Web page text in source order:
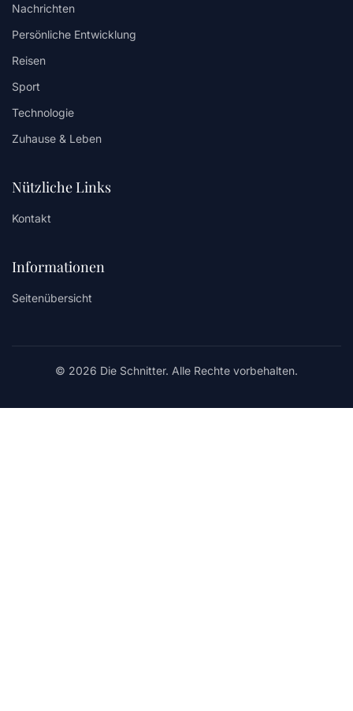
Nachrichten
Persönliche Entwicklung
Reisen
Sport
Technologie
Zuhause & Leben
Nützliche Links
Kontakt
Informationen
Seitenübersicht
© 2026 Die Schnitter. Alle Rechte vorbehalten.